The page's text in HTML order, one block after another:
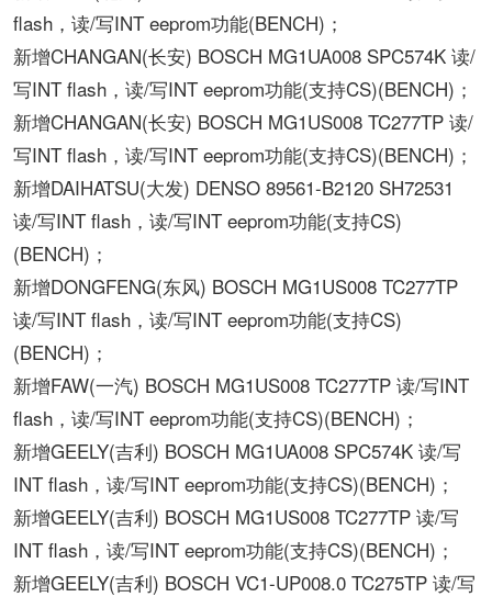
flash，读/写INT eeprom功能(BENCH)；
新增CHANGAN(长安) BOSCH MG1UA008 SPC574K 读/
写INT flash，读/写INT eeprom功能(支持CS)(BENCH)；
新增CHANGAN(长安) BOSCH MG1US008 TC277TP 读/
写INT flash，读/写INT eeprom功能(支持CS)(BENCH)；
新增DAIHATSU(大发) DENSO 89561-B2120 SH72531
读/写INT flash，读/写INT eeprom功能(支持CS)
(BENCH)；
新增DONGFENG(东风) BOSCH MG1US008 TC277TP
读/写INT flash，读/写INT eeprom功能(支持CS)
(BENCH)；
新增FAW(一汽) BOSCH MG1US008 TC277TP 读/写INT
flash，读/写INT eeprom功能(支持CS)(BENCH)；
新增GEELY(吉利) BOSCH MG1UA008 SPC574K 读/写
INT flash，读/写INT eeprom功能(支持CS)(BENCH)；
新增GEELY(吉利) BOSCH MG1US008 TC277TP 读/写
INT flash，读/写INT eeprom功能(支持CS)(BENCH)；
新增GEELY(吉利) BOSCH VC1-UP008.0 TC275TP 读/写